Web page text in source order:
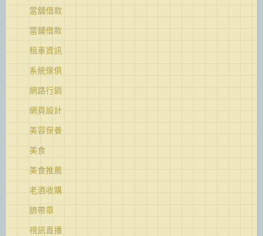
當舖借款
當鋪借款
租車資訊
系統傢俱
網路行銷
網頁設計
美容保養
美食
美食推薦
老酒收購
臍帶章
視訊直播